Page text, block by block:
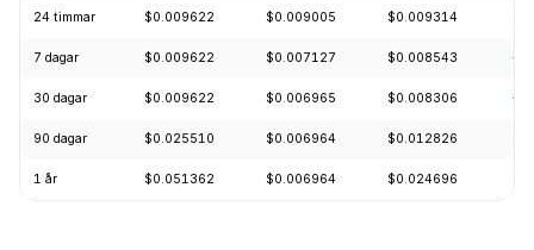
24 timmar $0.009622 $0.009005 $0.009314 -
7 dagar $0.009622 $0.007127 $0.008543
30 dagar $0.009622 $0.006965 $0.008306
90 dagar $0.025510 $0.006964 $0.012826 -
1 år $0.051362 $0.006964 $0.024696 -